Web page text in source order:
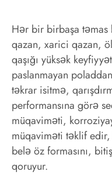
Hər bir birbaşa
qazan, xarici qazan,
qaşığı yüksək
paslanmayan
təkrar isitmə,
performansına görə
müqaviməti,
müqaviməti təklif
belə öz formasını,
qoruyur.